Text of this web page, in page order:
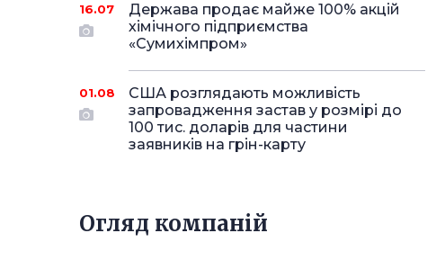
16.07
Держава продає майже 100% акцій
хімічного підприємства
«Сумихімпром»
01.08
США розглядають можливість
запровадження застав у розмірі до
100 тис. доларів для частини
заявників на грін-карту
Огляд компаній